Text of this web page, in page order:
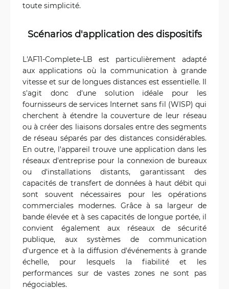
toute simplicité.
Scénarios d'application des dispositifs
L'AF11-Complete-LB est particulièrement adapté
aux applications où la communication à grande
vitesse et sur de longues distances est essentielle. Il
s'agit donc d'une solution idéale pour les
fournisseurs de services Internet sans fil (WISP) qui
cherchent à étendre la couverture de leur réseau
ou à créer des liaisons dorsales entre des segments
de réseau séparés par des distances considérables.
En outre, l'appareil trouve une application dans les
réseaux d'entreprise pour la connexion de bureaux
ou d'installations distants, garantissant des
capacités de transfert de données à haut débit qui
sont souvent nécessaires pour les opérations
commerciales modernes. Grâce à sa largeur de
bande élevée et à ses capacités de longue portée, il
convient également aux réseaux de sécurité
publique, aux systèmes de communication
d'urgence et à la diffusion d'événements à grande
échelle, pour lesquels la fiabilité et les
performances sur de vastes zones ne sont pas
négociables.